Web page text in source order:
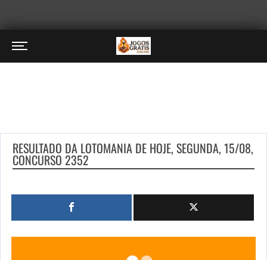
RESULTADO DA LOTOMANIA DE HOJE, SEGUNDA, 15/08,
CONCURSO 2352